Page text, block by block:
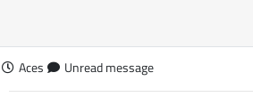
Aces Unread message